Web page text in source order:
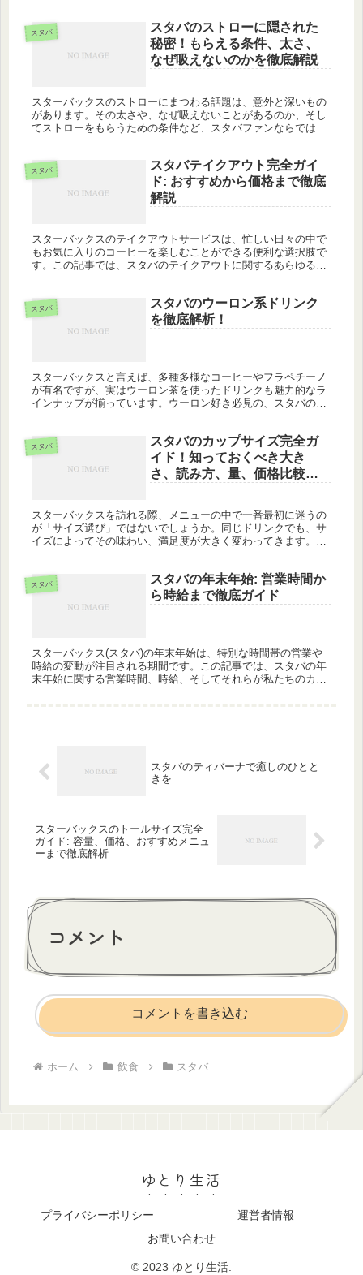
スタバ
スタバのストローに隠された
秘密！もらえる条件、太さ、
なぜ吸えないのかを徹底解説
スターバックスのストローにまつわる話題は、意外と深いもの
があります。その太さや、なぜ吸えないことがあるのか、そし
てストローをもらうための条件など、スタバファンならではの
スタバ
スタバテイクアウト完全ガイ
ド: おすすめから価格まで徹底
解説
スターバックスのテイクアウトサービスは、忙しい日々の中で
もお気に入りのコーヒーを楽しむことができる便利な選択肢で
す。この記事では、スタバのテイクアウトに関するあらゆる情
スタバ
スタバのウーロン系ドリンク
を徹底解析！
スターバックスと言えば、多種多様なコーヒーやフラペチーノ
が有名ですが、実はウーロン茶を使ったドリンクも魅力的なラ
インナップが揃っています。ウーロン好き必見の、スタバのウ
スタバ
スタバのカップサイズ完全ガ
イド！知っておくべき大き
さ、読み方、量、価格比較ま
スターバックスを訪れる際、メニューの中で一番最初に迷うの
が「サイズ選び」ではないでしょうか。同じドリンクでも、サ
イズによってその味わい、満足度が大きく変わってきます。こ
スタバ
スタバの年末年始: 営業時間か
ら時給まで徹底ガイド
スターバックス(スタバ)の年末年始は、特別な時間帯の営業や
時給の変動が注目される期間です。この記事では、スタバの年
末年始に関する営業時間、時給、そしてそれらが私たちのカフ
スタバのティバーナで癒しのひとと
きを
スターバックスのトールサイズ完全
ガイド: 容量、価格、おすすめメニュ
ーまで徹底解析
コメント
コメントを書き込む
ホーム 飲食 スタバ
ゆとり生活
プライバシーポリシー
運営者情報
お問い合わせ
© 2023 ゆとり生活.